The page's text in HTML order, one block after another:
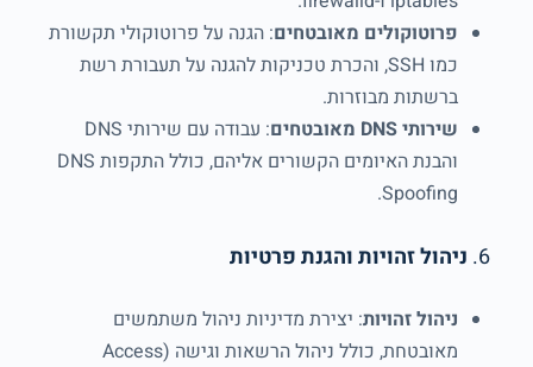
פרוטוקולים מאובטחים: הגנה על פרוטוקולי תקשורת
כמו SSH, והכרת טכניקות להגנה על תעבורת רשת
ברשתות מבוזרות.
שירותי DNS מאובטחים
: עבודה עם שירותי DNS
והבנת האיומים הקשורים אליהם, כולל התקפות DNS
Spoofing.
6. ניהול זהויות והגנת פרטיות
ניהול זהויות: יצירת מדיניות ניהול משתמשים
מאובטחת, כולל ניהול הרשאות וגישה (Access